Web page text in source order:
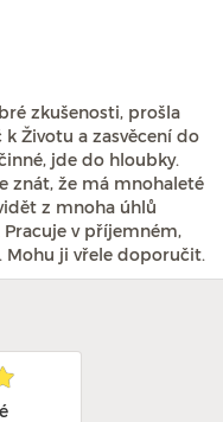
zkušenosti, prošla
Životu a zasvěcení do
jde do hloubky.
znát, že má mnohaleté
z mnoha úhlů
v příjemném,
ji vřele doporučit.